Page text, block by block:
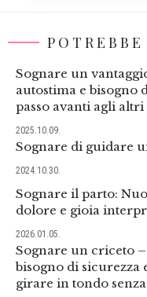
Sognare un
autostima e bisogno
passo avanti agli altri
2025.10.09.
Sognare di guidare
2024.10.30.
Sognare il parto:
dolore e gioia
2026.01.05.
Sognare un criceto
bisogno di sicurezza
girare in tondo